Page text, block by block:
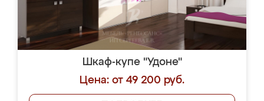
Шкаф-купе "Удоне"
Цена: от 49 200 руб.